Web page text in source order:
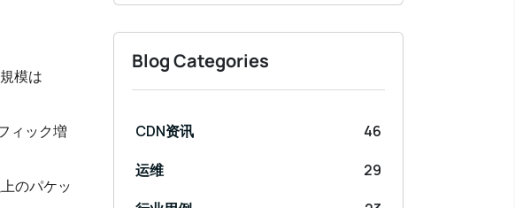
模は
ィック増
のパケッ
Blog Categories
CDN资讯
46
运维
29